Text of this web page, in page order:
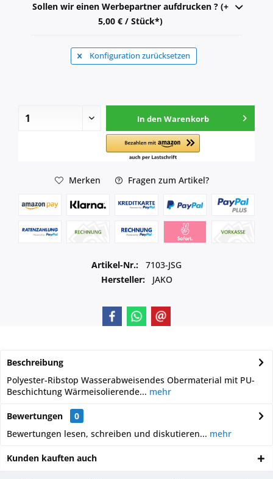
Sollen wir einen Werbepartner aufdrucken ? (+
5,00 € / Stück*)
Konfiguration zurücksetzen
In den Warenkorb
Merken Fragen zum Artikel?
Artikel-Nr.:
7103-JSG
Hersteller:
JAKO
Beschreibung
Polyester-Ribstop Wasserabweisendes Obermaterial mit PU-
Beschichtung Wärmeisolierende... mehr
Bewertungen
0
Bewertungen lesen, schreiben und diskutieren... mehr
Kunden kauften auch